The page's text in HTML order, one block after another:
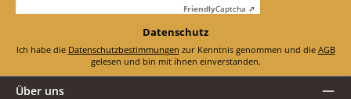
FriendlyCaptcha ⇗
Datenschutz
Ich habe die Datenschutzbestimmungen zur Kenntnis genommen und die AGB
gelesen und bin mit ihnen einverstanden.
Über uns